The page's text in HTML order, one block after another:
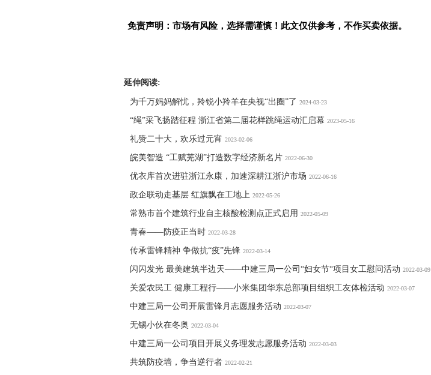
免责声明：市场有风险，选择需谨慎！此文仅供参考，不作买卖依据。
延伸阅读:
为千万妈妈解忧，羚锐小羚羊在央视“出圈”了 2024-03-23
“绳”采飞扬踏征程 浙江省第二届花样跳绳运动汇启幕 2023-05-16
礼赞二十大，欢乐过元宵 2023-02-06
皖美智造 “工赋芜湖”打造数字经济新名片 2022-06-30
优衣库首次进驻浙江永康，加速深耕江浙沪市场 2022-06-16
政企联动走基层 红旗飘在工地上 2022-05-26
常熟市首个建筑行业自主核酸检测点正式启用 2022-05-09
青春——防疫正当时 2022-03-28
传承雷锋精神 争做抗“疫”先锋 2022-03-14
闪闪发光 最美建筑半边天——中建三局一公司“妇女节“项目女工慰问活动 2022-03-09
关爱农民工 健康工程行——小米集团华东总部项目组织工友体检活动 2022-03-07
中建三局一公司开展雷锋月志愿服务活动 2022-03-07
无锡小伙在冬奥 2022-03-04
中建三局一公司项目开展义务理发志愿服务活动 2022-03-03
共筑防疫墙，争当逆行者 2022-02-21